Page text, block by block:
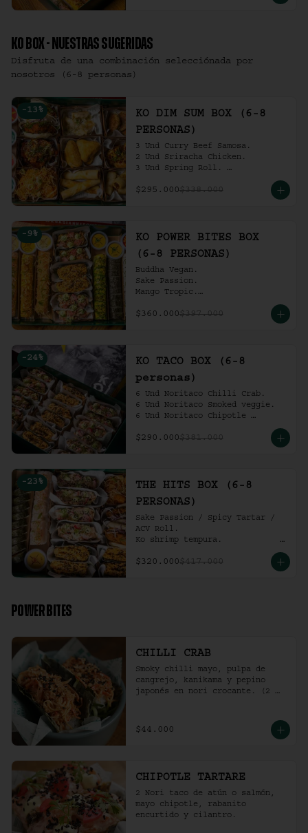
KO BOX - NUESTRAS SUGERIDAS
Disfruta de una combinación selecciónada por
nosotros (6-8 personas)
-13 %
KO DIM SUM BOX (6-8
PERSONAS)
3 Und Curry Beef Samosa.
2 Und Sriracha Chicken.
3 Und Spring Roll.
3 Und Cha Siu Roll.
Gochujang Ribs.
$295.000$338.000
- 9%
KO POWER BITES BOX
(6-8 PERSONAS)
Buddha Vegan.
Sake Passion.
Mango Tropic.
Dragon.
2 Und Noritaco Chilli Crab.
(6-8 personas).
$360.000$397.000
-24 %
KO TACO BOX (6-8
personas)
6 Und Noritaco Chilli Crab.
6 Und Noritaco Smoked veggie.
6 Und Noritaco Chipotle
$290.000$381.000
-23 %
THE HITS BOX (6-8
PERSONAS)
Sake Passion / Spicy Tartar /
ACV Roll.
Ko shrimp tempura.
Tartare.
4 Und Noritaco Chilli Crab.
$320.000$417.000
POWER BITES
CHILLI CRAB
Smoky chilli mayo, pulpa de
cangrejo, kanikama y pepino
japonés en nori crocante. (2
$44.000
CHIPOTLE TARTARE
2 Nori taco de atún o salmón,
mayo chipotle, rabanito
encurtido y cilantro.